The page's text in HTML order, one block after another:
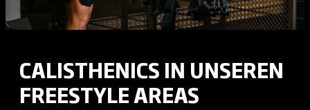
CALISTHENICS IN UNSEREN
FREESTYLE AREAS